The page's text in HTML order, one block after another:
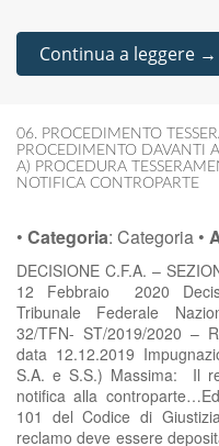
Continua a leggere →
06. PROCEDIMENTO
PROCEDIMENTO DAVANTI
A) PROCEDURA
NOTIFICA CONTROPARTE
• Categoria: Categoria •
DECISIONE C.F.A. –
12 Febbraio 2020
Tribunale Federale
32/TFN- ST/2019/2020 –
data 12.12.2019
S.A. e S.S.) Massima: Il
notifica alla
101 del Codice di
reclamo deve essere